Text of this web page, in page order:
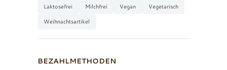
Laktosefrei
Milchfrei Vegan
Vegetarisch
Weihnachtsartikel
BEZAHLMETHODEN